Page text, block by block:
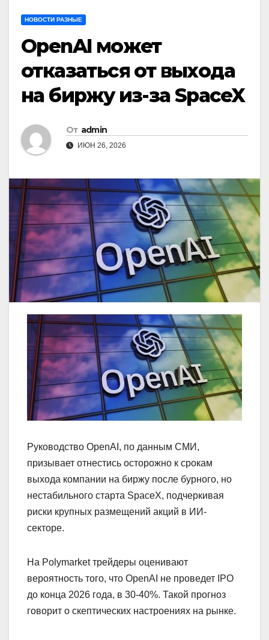
НОВОСТИ РАЗНЫЕ
OpenAI может
отказаться от выхода
на биржу из-за SpaceX
От admin
ИЮН 26, 2026
Руководство OpenAI, по данным СМИ,
призывает отнестись осторожно к срокам
выхода компании на биржу после бурного, но
нестабильного старта SpaceX, подчеркивая
риски крупных размещений акций в ИИ-
секторе.
На Polymarket трейдеры оценивают
вероятность того, что OpenAI не проведет IPO
до конца 2026 года, в 30-40%. Такой прогноз
говорит о скептических настроениях на рынке.